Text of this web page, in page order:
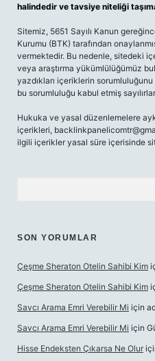
halindedir ve tavsiye niteliği
Sitemiz, 5651 Sayılı Kanun
Kurumu (BTK) tarafından
vermektedir. Bu nedenle, sitedeki
veya araştırma yükümlülüğümüz
yazdıkları içeriklerin
bu sorumluluğu kabul etmiş
Hukuka ve yasal düzenlemelere
içerikleri,
ilgili içerikler yasal süre içerisinde
SON YORUMLAR
Çeşme Sheraton Otelin Sahibi Kim
Çeşme Sheraton Otelin Sahibi Kim
Savcı Arama Emri Verebilir Mi için
Savcı Arama Emri Verebilir Mi için
Hisse Endeksten Çıkarsa Ne Olur